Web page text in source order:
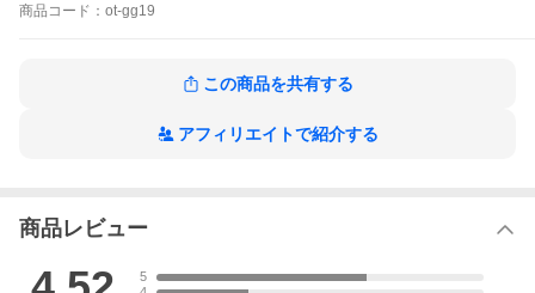
生活防水仕様で、よだれ・食べこぼし・おむつ漏れもサッと拭く
地と、高い耐久性で長く安心してお使いいただけます。
商品 コード： ot-gg19
この商品を共有する
アフィリエイトで紹介する
商品レビュー
5